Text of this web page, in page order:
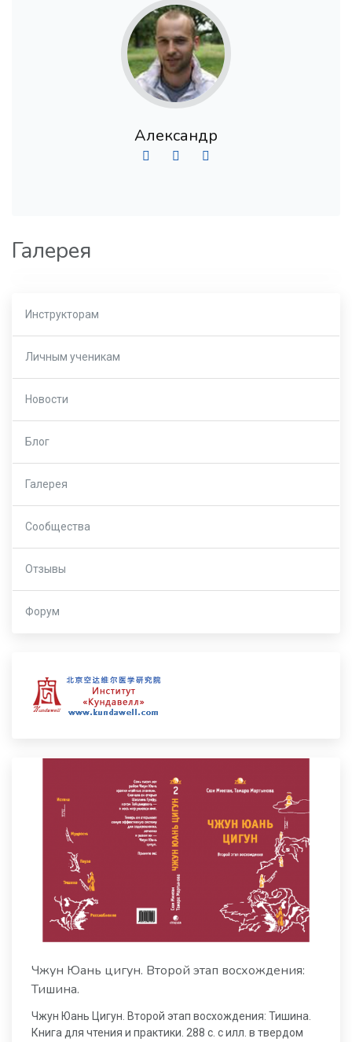
Александр
Галерея
Инструкторам
Личным ученикам
Новости
Блог
Галерея
Сообщества
Отзывы
Форум
Чжун Юань цигун. Второй этап восхождения:
Тишина.
Чжун Юань Цигун. Второй этап восхождения: Тишина.
Книга для чтения и практики. 288 с. с илл. в твердом